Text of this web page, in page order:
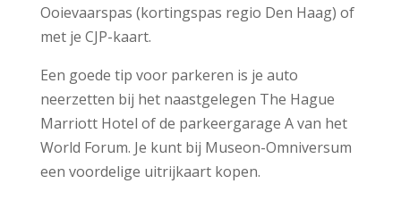
Ooievaarspas (kortingspas regio Den Haag) of
met je CJP-kaart.
Een goede tip voor parkeren is je auto
neerzetten bij het naastgelegen The Hague
Marriott Hotel of de parkeergarage A van het
World Forum. Je kunt bij Museon-Omniversum
een voordelige uitrijkaart kopen.